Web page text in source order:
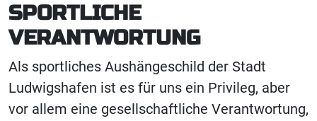
SPORTLICHE
VERANTWORTUNG
Als sportliches Aushängeschild der Stadt
Ludwigshafen ist es für uns ein Privileg, aber
vor allem eine gesellschaftliche Verantwortung,